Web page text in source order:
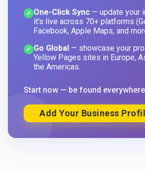
✓ One-Click Sync — update your
it's live across 70+ platforms
Facebook, Apple Maps, and
✓ Go Global — showcase your
Yellow Pages sites in Europe,
the Americas.
Start now — be found
Add Your Business